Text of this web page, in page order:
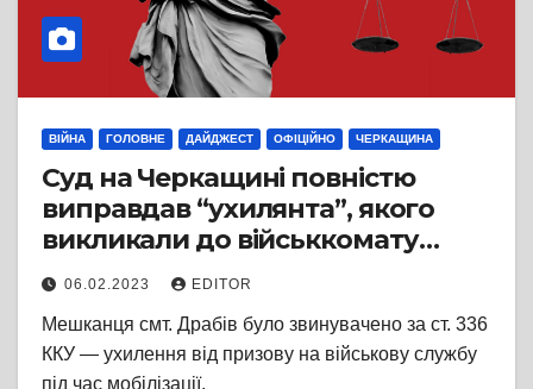
ВІЙНА ГОЛОВНЕ ДАЙДЖЕСТ ОФІЦІЙНО ЧЕРКАЩИНА
Суд на Черкащині повністю
виправдав “ухилянта”, якого
викликали до військкомату
телефоном
06.02.2023 EDITOR
Мешканця смт. Драбів було звинувачено за ст. 336
ККУ — ухилення від призову на військову службу
під час мобілізації.